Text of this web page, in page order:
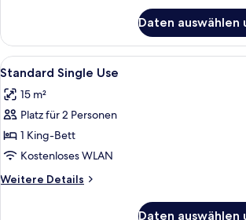
Daten auswählen
Alle
Fotos
für
Standard
Single
Use
anzeigen
Minibar,
1
Standard Single Use
15 m²
Platz für 2 Personen
1 King-Bett
Kostenloses WLAN
Weitere Details
Weitere
Daten auswählen